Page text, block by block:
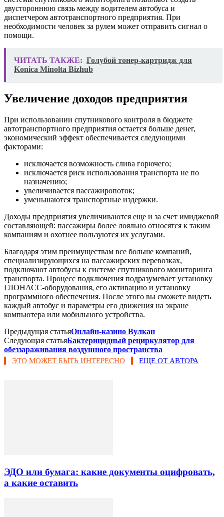
двустороннюю связь между водителем автобуса и
диспетчером автотранспортного предприятия. При
необходимости человек за рулем может отправить сигнал о
помощи.
ЧИТАТЬ ТАКЖЕ: Голубой тонер-картридж для
Konica Minolta Bizhub
Увеличение доходов предприятия
При использовании спутникового контроля в бюджете
автотранспортного предприятия остается больше денег,
экономический эффект обеспечивается следующими
факторами:
исключается возможность слива горючего;
исключается риск использования транспорта не по
назначению;
увеличивается пассажиропоток;
уменьшаются транспортные издержки.
Доходы предприятия увеличиваются еще и за счет имиджевой
составляющей: пассажиры более лояльно относятся к таким
компаниям и охотнее пользуются их услугами.
Благодаря этим преимуществам все больше компаний,
специализирующихся на пассажирских перевозках,
подключают автобусы к системе спутникового мониторинга
транспорта. Процесс подключения подразумевает установку
ГЛОНАСС-оборудования, его активацию и установку
программного обеспечения. После этого вы сможете видеть
каждый автобус и параметры его движения на экране
компьютера или мобильного устройства.
Предыдущая статьяОнлайн-казино Вулкан
Следующая статьяБактерицидный рециркулятор для
обеззараживания воздушного пространства
ЭТО МОЖЕТ БЫТЬ ИНТЕРЕСНО ЕЩЕ ОТ АВТОРА
ЭДО или бумага: какие документы оцифровать,
а какие оставить